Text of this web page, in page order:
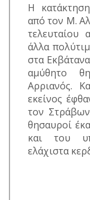
Η
από τον Μ.
άλλα
στα
αμύθητο
Αρριανός.
εκείνος
τον
θησαυροί
και του
ελάχιστα